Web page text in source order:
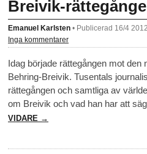
Breivik-
Emanuel Karlsten • Publicerad 16/4 2012
Inga kommentarer
Idag började rättegången mot den
Behring-Breivik. Tusentals
rättegången och samtliga av
om Breivik och vad han har att
VIDARE →